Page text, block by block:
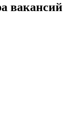
вакансий